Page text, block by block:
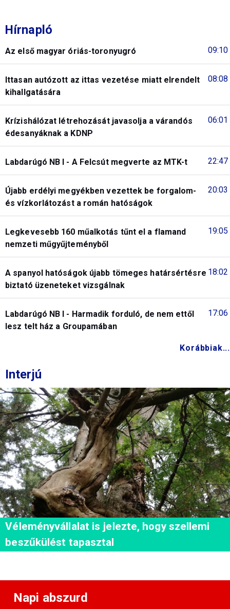
Hírnapló
09:10
Az első magyar óriás-toronyugró
08:08
Ittasan autózott az ittas vezetése miatt elrendelt
kihallgatására
06:01
Krízishálózat létrehozását javasolja a várandós
édesanyáknak a KDNP
22:47
Labdarúgó NB I - A Felcsút megverte az MTK-t
20:03
Újabb erdélyi megyékben vezettek be forgalom-
és vízkorlátozást a román hatóságok
19:05
Legkevesebb 160 műalkotás tűnt el a flamand
nemzeti műgyűjteményből
18:02
A spanyol hatóságok újabb tömeges határsértésre
biztató üzeneteket vizsgálnak
17:06
Labdarúgó NB I - Harmadik forduló, de nem ettől
lesz telt ház a Groupamában
Korábbiak...
Interjú
Véleményvállalat is jelezte, hogy szellemi
beszűkülést tapasztal
Napi abszurd